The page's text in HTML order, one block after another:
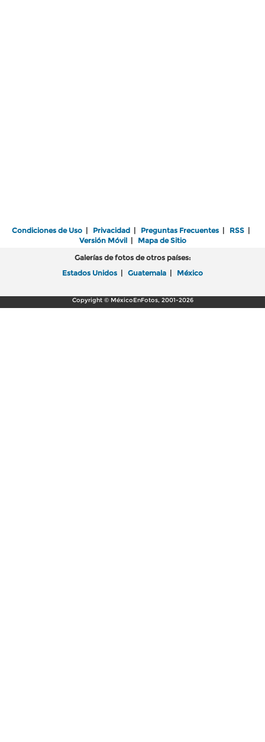
Condiciones de Uso | Privacidad | Preguntas Frecuentes | RSS |
Versión Móvil| Mapa de Sitio
Galerías de fotos de otros países:
Estados Unidos | Guatemala | México
Copyright © MéxicoEnFotos, 2001-2026